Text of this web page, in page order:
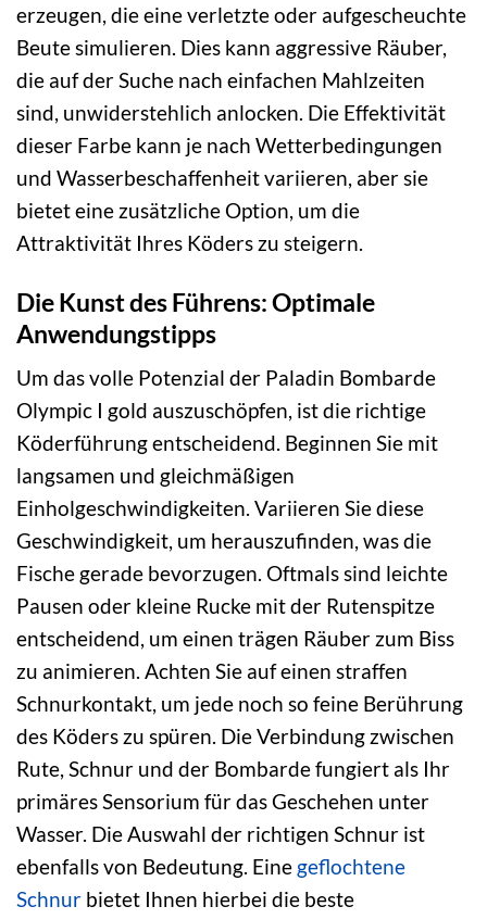
erzeugen, die eine verletzte oder aufgescheuchte
Beute simulieren. Dies kann aggressive Räuber,
die auf der Suche nach einfachen Mahlzeiten
sind, unwiderstehlich anlocken. Die Effektivität
dieser Farbe kann je nach Wetterbedingungen
und Wasserbeschaffenheit variieren, aber sie
bietet eine zusätzliche Option, um die
Attraktivität Ihres Köders zu steigern.
Die Kunst des Führens: Optimale
Anwendungstipps
Um das volle Potenzial der Paladin Bombarde
Olympic I gold auszuschöpfen, ist die richtige
Köderführung entscheidend. Beginnen Sie mit
langsamen und gleichmäßigen
Einholgeschwindigkeiten. Variieren Sie diese
Geschwindigkeit, um herauszufinden, was die
Fische gerade bevorzugen. Oftmals sind leichte
Pausen oder kleine Rucke mit der Rutenspitze
entscheidend, um einen trägen Räuber zum Biss
zu animieren. Achten Sie auf einen straffen
Schnurkontakt, um jede noch so feine Berührung
des Köders zu spüren. Die Verbindung zwischen
Rute, Schnur und der Bombarde fungiert als Ihr
primäres Sensorium für das Geschehen unter
Wasser. Die Auswahl der richtigen Schnur ist
ebenfalls von Bedeutung. Eine geflochtene
Schnur bietet Ihnen hierbei die beste